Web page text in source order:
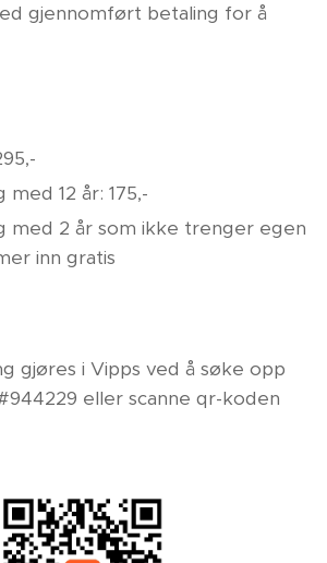
gjennomført betaling for å
med 12 år: 175,-
med 2 år som ikke trenger egen
inn gratis
gjøres i Vipps ved å søke opp
eller scanne qr-koden